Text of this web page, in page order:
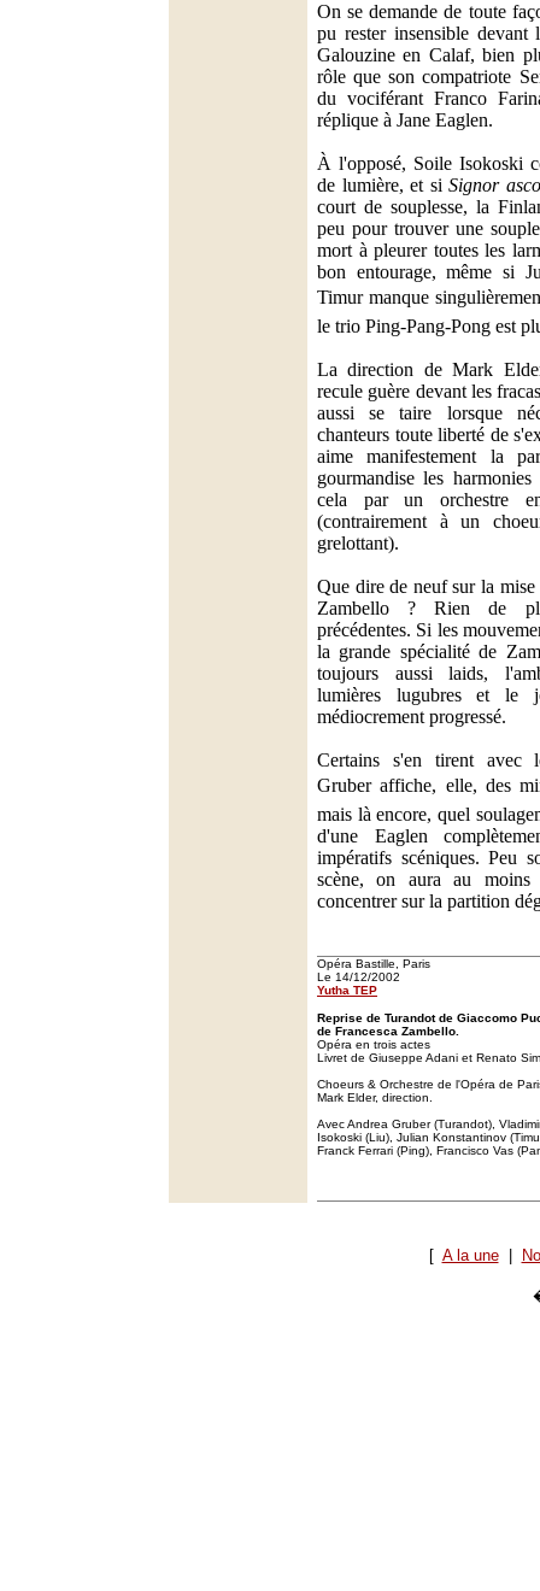
On se demande de toute
pu rester insensible
Galouzine en Calaf, bien
rôle que son compatriote
du vociférant Franco
réplique à Jane Eaglen.
À l'opposé, Soile Isokoski
de lumière, et siSignor
court de souplesse, la
peu pour trouver une
mort à pleurer toutes les
bon entourage, même si
Timur manque
le trio Ping-Pang-Pong est
La direction de Mark
recule guère devant les
aussi se taire lorsque
chanteurs toute liberté de
aime manifestement la
gourmandise les
cela par un orchestre
(contrairement à un
grelottant).
Que dire de neuf sur la mise
Zambello ? Rien de
précédentes. Si les
la grande spécialité de
toujours aussi laids,
lumières lugubres et le
médiocrement progressé.
Certains s'en tirent avec
Gruber affiche, elle, des
mais là encore, quel
d'une Eaglen
impératifs scéniques. Peu
scène, on aura au
concentrer sur la partition
Opéra Bastille, Paris
Le 14/12/2002
Yutha TEP
Reprise de Turandot de Giaccomo
de Francesca Zambello.
Opéra en trois actes
Livret de Giuseppe Adani et Renato
Choeurs & Orchestre de l'Opéra de
Mark Elder, direction.
Avec Andrea Gruber (Turandot),
Isokoski (Liu), Julian Konstantinov
Franck Ferrari (Ping), Francisco Vas
[ A la une|